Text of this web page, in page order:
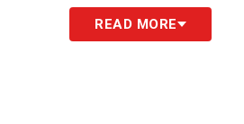
– «Forse è un po’ di
naturali, delle cose che
READ MORE